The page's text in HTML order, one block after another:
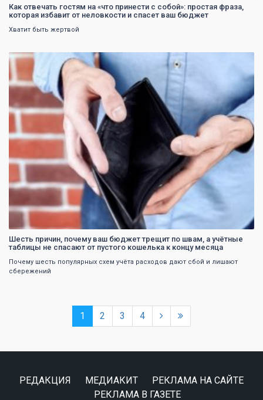
Как отвечать гостям на «что принести с собой»: простая фраза,
которая избавит от неловкости и спасет ваш бюджет
Хватит быть жертвой
Шесть причин, почему ваш бюджет трещит по швам, а учётные
таблицы не спасают от пустого кошелька к концу месяца
Почему шесть популярных схем учёта расходов дают сбой и лишают
сбережений
1 2 3 4
РЕДАКЦИЯ МЕДИАКИТ
РЕКЛАМА НА САЙТЕ
РЕКЛАМА В ГАЗЕТЕ